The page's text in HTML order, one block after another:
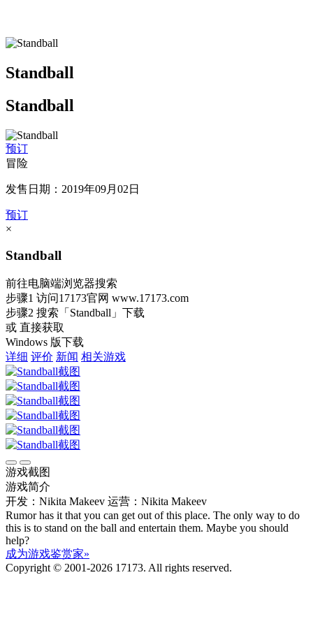
Standball
Standball
预订
冒险
发售日期：2019年09月02日
预订
×
Standball
前往电脑端浏览器搜索
步骤1 访问17173官网 www.17173.com
步骤2 搜索 「Standball」 下载
或 直接获取
Windows 版下载
详细 评价 新闻 相关游戏
游戏截图
游戏简介
开发：Nikita Makeev 运营：Nikita Makeev
Rumor has it that you can get out of this place. The only way to do
this is to stand on the ball and entertain them. Maybe you should
help?
成为游戏鉴赏家»
Copyright © 2001-2026 17173. All rights reserved.